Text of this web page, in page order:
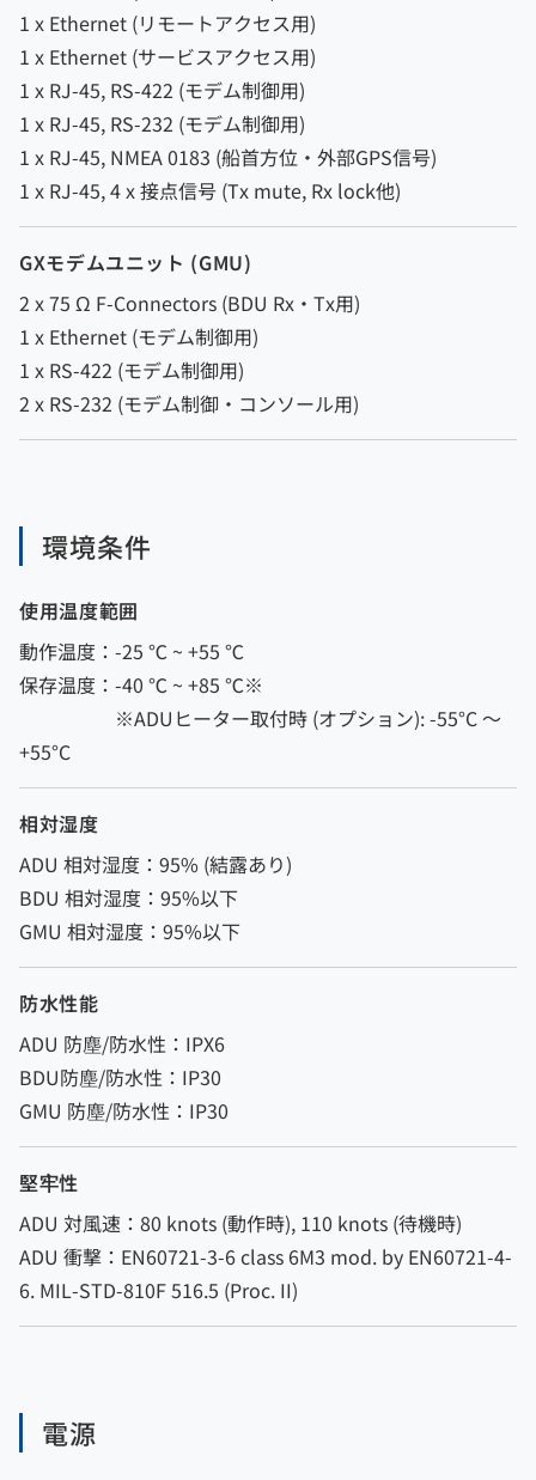
1 x Ethernet (リモートアクセス用)
1 x Ethernet (サービスアクセス用)
1 x RJ-45, RS-422 (モデム制御用)
1 x RJ-45, RS-232 (モデム制御用)
1 x RJ-45, NMEA 0183 (船首方位・外部GPS信号)
1 x RJ-45, 4 x 接点信号 (Tx mute, Rx lock他)
GXモデムユニット (GMU)
2 x 75 Ω F-Connectors (BDU Rx・Tx用)
1 x Ethernet (モデム制御用)
1 x RS-422 (モデム制御用)
2 x RS-232 (モデム制御・コンソール用)
環境条件
使用温度範囲
動作温度：-25 ℃ ~ +55 ℃
保存温度：-40 ℃ ~ +85 ℃※
※ADUヒーター取付時 (オプション): -55°C 〜
+55°C
相対湿度
ADU 相対湿度：95% (結露あり)
BDU 相対湿度：95%以下
GMU 相対湿度：95%以下
防水性能
ADU 防塵/防水性：IPX6
BDU防塵/防水性：IP30
GMU 防塵/防水性：IP30
堅牢性
ADU 対風速：80 knots (動作時), 110 knots (待機時)
ADU 衝撃：EN60721-3-6 class 6M3 mod. by EN60721-4-
6. MIL-STD-810F 516.5 (Proc. II)
電源